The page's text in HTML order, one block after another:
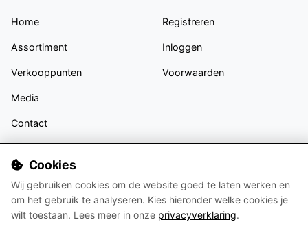
Home
Assortiment
Verkooppunten
Media
Contact
Registreren
Inloggen
Voorwaarden
VOLG ONS
Cookies
Wij gebruiken cookies om de website goed te laten werken en
om het gebruik te analyseren. Kies hieronder welke cookies je
wilt toestaan. Lees meer in onze privacyverklaring.